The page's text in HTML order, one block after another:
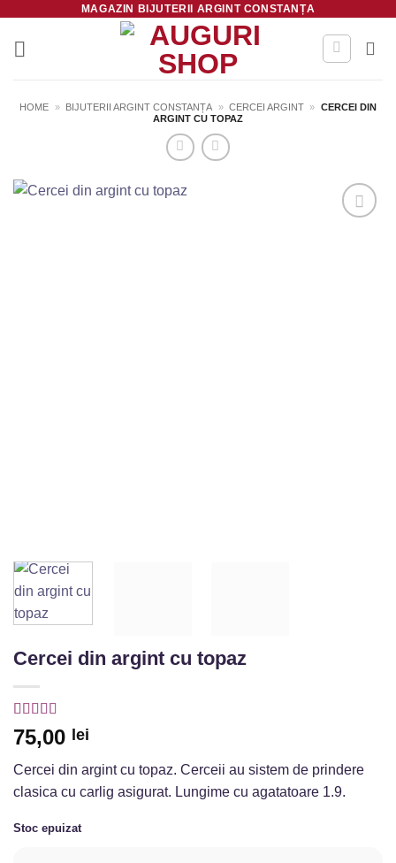
content
MAGAZIN BIJUTERII ARGINT CONSTANȚA
HOME » BIJUTERII ARGINT CONSTANȚA » CERCEI ARGINT » CERCEI DIN
ARGINT CU TOPAZ
Cercei din argint cu topaz
Evaluat la 5
din 5 pe
singure
evaluări
75,00 lei
Cercei din argint cu topaz. Cerceii au sistem de prindere
clasica cu carlig asigurat. Lungime cu agatatoare 1.9.
Stoc epuizat